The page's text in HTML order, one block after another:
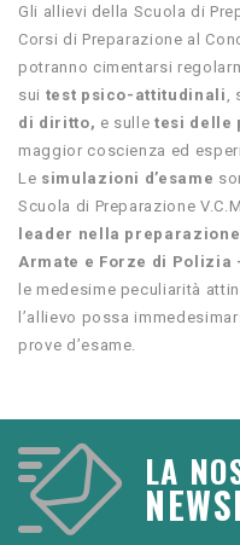
Gli allievi della Scuola di
Corsi di Preparazione al
potranno cimentarsi
sui test psico-attitudinali ,
di diritto, e sulletesi delle
maggior coscienza ed
Le simulazioni d’esame
Scuola di Preparazione
leader nella
Armate e Forze di Polizia
le medesime peculiarità
l’allievo possa
prove d’esame.
LA